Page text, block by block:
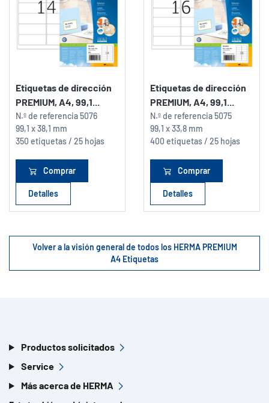
Etiquetas de dirección
PREMIUM, A4, 99,1...
N.º de referencia5076
99,1 x 38,1 mm
350 etiquetas / 25 hojas
Comprar
Detalles
Etiquetas de dirección
PREMIUM, A4, 99,1...
N.º de referencia5075
99,1 x 33,8 mm
400 etiquetas / 25 hojas
Comprar
Detalles
Volver a la visión general de todos los HERMA PREMIUM
A4 Etiquetas
Productos solicitados
Service
Más acerca de HERMA